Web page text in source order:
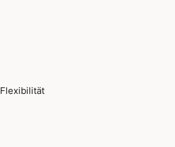
Flexibilität